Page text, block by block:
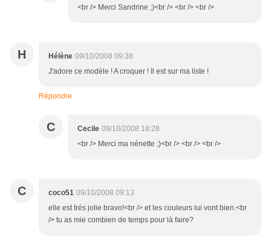
<br /> Merci Sandrine ;)<br /> <br /> <br />
H Hélène 09/10/2008 09:38
J'adore ce modèle ! A croquer ! Il est sur ma liste !
Répondre
C Cecile 09/10/2008 18:28
<br /> Merci ma nénette ;)<br /> <br /> <br />
C coco51 09/10/2008 09:13
elle est trés jolie bravo!<br /> et les couleurs lui vont bien.<br
/> tu as mie combien de temps pour là faire?